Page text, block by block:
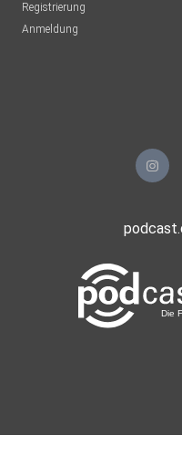
Registrierung
Anmeldung